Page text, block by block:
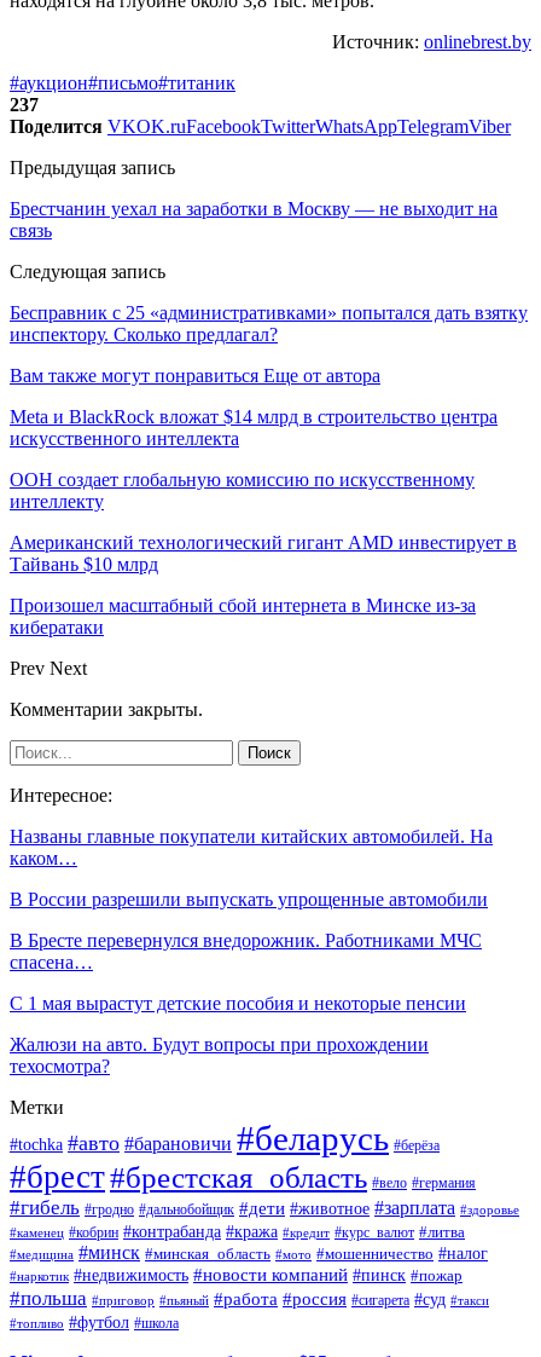
Источник: onlinebrest.by
#аукцион#письмо#титаник
237
Поделится VKOK.ruFacebookTwitterWhatsAppTelegramViber
Предыдущая запись
Брестчанин уехал на заработки в Москву — не выходит на
связь
Следующая запись
Бесправник с 25 «административками» попытался дать взятку
инспектору. Сколько предлагал?
Вам также могут понравиться Еще от автора
Meta и BlackRock вложат $14 млрд в строительство центра
искусственного интеллекта
ООН создает глобальную комиссию по искусственному
интеллекту
Американский технологический гигант AMD инвестирует в
Тайвань $10 млрд
Произошел масштабный сбой интернета в Минске из-за
кибератаки
Prev Next
Комментарии закрыты.
Интересное:
Названы главные покупатели китайских автомобилей. На
каком…
В России разрешили выпускать упрощенные автомобили
В Бресте перевернулся внедорожник. Работниками МЧС
спасена…
С 1 мая вырастут детские пособия и некоторые пенсии
Жалюзи на авто. Будут вопросы при прохождении
техосмотра?
Метки
#tochka #авто #барановичи #беларусь #берёза
#брест#брестская_область #вело #германия
#гибель #гродно #дальнобойщик #дети #животное #зарплата #здоровье
#каменец #кобрин #контрабанда #кража #кредит #курс_валют #литва
#медицина #минск #минская_область #мото #мошенничество #налог
#наркотик #недвижимость #новости компаний #пинск #пожар
#польша #приговор #пьяный #работа #россия #сигарета #суд #такси
#топливо #футбол #школа